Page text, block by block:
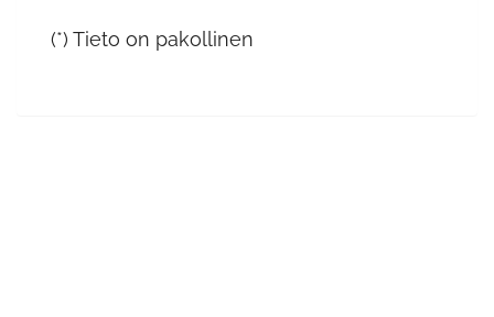
(*) Tieto on pakollinen